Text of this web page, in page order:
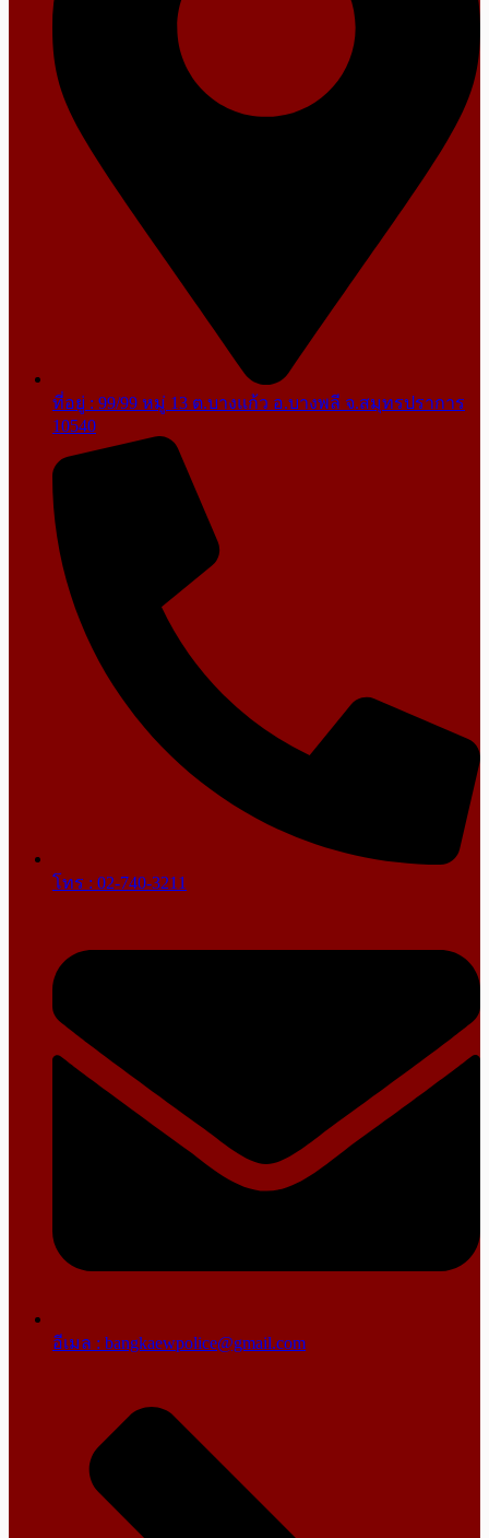
ที่อยู่ : 99/99 หมู่ 13 ต.บางแก้ว อ.บางพลี จ.สมุทรปราการ
10540
โทร : 02-740-3211
อีเมล : bangkaewpolice@gmail.com